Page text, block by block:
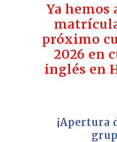
Ya hemos
próximo
2026 en
inglés en
¡Apertura